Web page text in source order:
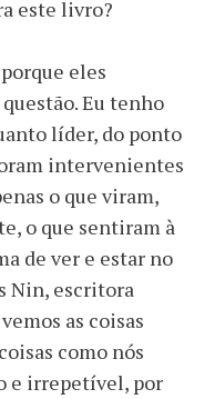
este livro?
eles
Eu tenho
líder, do ponto
intervenientes
o que viram,
o que sentiram à
de ver e estar no
Nin, escritora
as coisas
como nós
e irrepetível, por